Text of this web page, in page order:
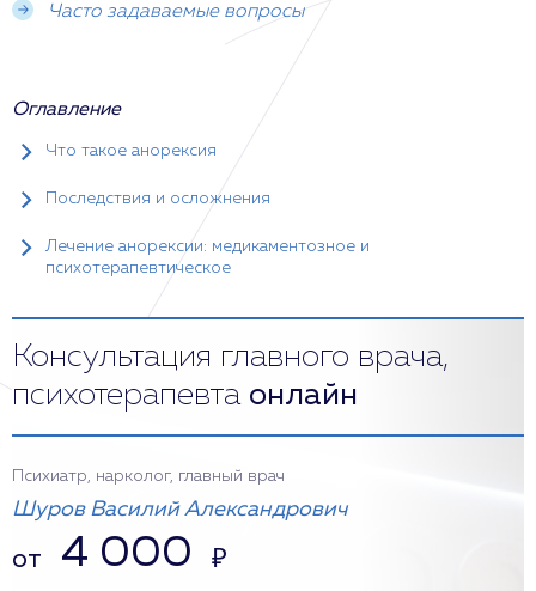
Часто задаваемые вопросы
Оглавление
Что такое анорексия
Последствия и осложнения
Лечение анорексии: медикаментозное и
психотерапевтическое
Консультация главного врача,
психотерапевта онлайн
Психиатр, нарколог, главный врач
Шуров Василий Александрович
от 4 000 ₽